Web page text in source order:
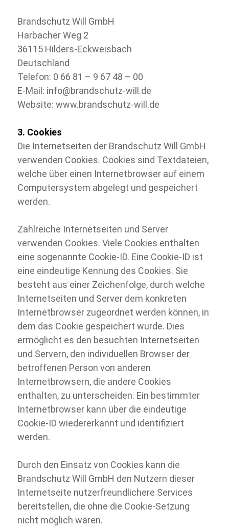
Brandschutz Will GmbH
Harbacher Weg 2
36115 Hilders-Eckweisbach
Deutschland
Telefon: 0 66 81 – 9 67 48 – 00
E-Mail: info@brandschutz-will.de
Website: www.brandschutz-will.de
3. Cookies
Die Internetseiten der Brandschutz Will GmbH
verwenden Cookies. Cookies sind Textdateien,
welche über einen Internetbrowser auf einem
Computersystem abgelegt und gespeichert
werden.
Zahlreiche Internetseiten und Server
verwenden Cookies. Viele Cookies enthalten
eine sogenannte Cookie-ID. Eine Cookie-ID ist
eine eindeutige Kennung des Cookies. Sie
besteht aus einer Zeichenfolge, durch welche
Internetseiten und Server dem konkreten
Internetbrowser zugeordnet werden können, in
dem das Cookie gespeichert wurde. Dies
ermöglicht es den besuchten Internetseiten
und Servern, den individuellen Browser der
betroffenen Person von anderen
Internetbrowsern, die andere Cookies
enthalten, zu unterscheiden. Ein bestimmter
Internetbrowser kann über die eindeutige
Cookie-ID wiedererkannt und identifiziert
werden.
Durch den Einsatz von Cookies kann die
Brandschutz Will GmbH den Nutzern dieser
Internetseite nutzerfreundlichere Services
bereitstellen, die ohne die Cookie-Setzung
nicht möglich wären.